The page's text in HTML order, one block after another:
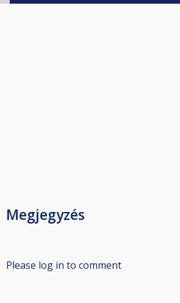
Megjegyzés
Please log in to comment